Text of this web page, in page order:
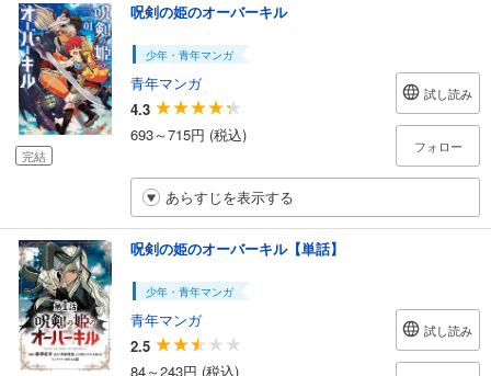
完結
呪剣の姫のオーバーキル
少年・青年マンガ
青年マンガ
4.3
693～715円 (税込)
試し読み
フォロー
あらすじを表示する
呪剣の姫のオーバーキル【単話】
少年・青年マンガ
青年マンガ
2.5
84～243円 (税込)
試し読み